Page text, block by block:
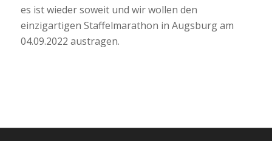
es ist wieder soweit und wir wollen den
einzigartigen Staffelmarathon in Augsburg am
04.09.2022 austragen.